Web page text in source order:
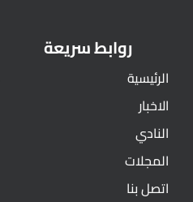
روابط سريعة
الرئيسية
الاخبار
النادي
المجلات
اتصل بنا